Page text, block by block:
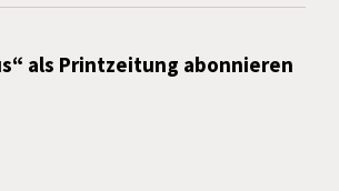
als Printzeitung abonnieren